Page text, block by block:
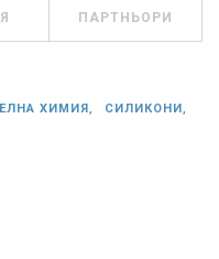
ПАРТНЬОРИ
ХИМИЯ, СИЛИКОНИ,